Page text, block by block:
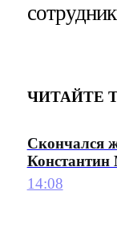
ЧИТАЙТЕ
Скончался
14:08